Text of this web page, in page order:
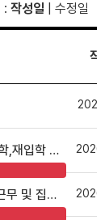
: 작성일 수정일
작
2026학년도 2학기 학적변동(휴학,복학,재입학 등) 안내
2026학년도 1학기 하계방학 중 단축근무 및 집중휴무제 시행 안내